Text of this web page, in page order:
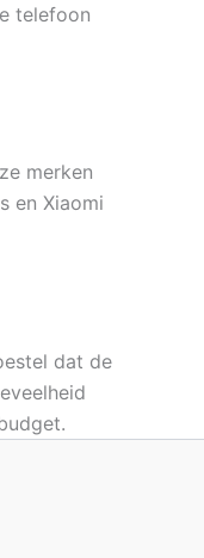
telefoon
merken
en Xiaomi
dat de